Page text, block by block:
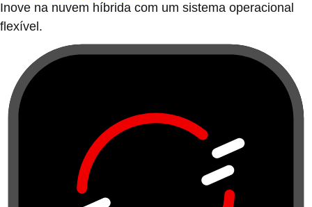
Inove na nuvem híbrida com um sistema operacional
flexível.